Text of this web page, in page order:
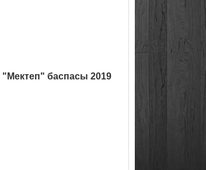
"Мектеп" баспасы 2019